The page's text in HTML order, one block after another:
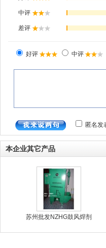
本企业其它产品
苏州批发NZHG鼓风焊剂